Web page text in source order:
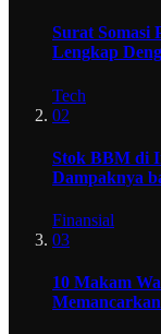
Surat Somasi
Lengkap
Tech
02
Stok BBM di
Dampaknya
Finansial
03
10 Makam